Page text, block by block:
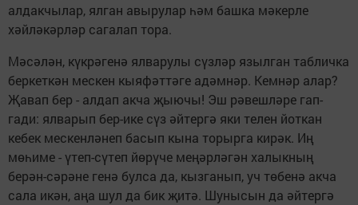
алдакчылар, ялган авырулар һәм башка мәкерле
хәйләкәрләр сагалап тора.
Мәсәлән, күкрәгенә ялварулы сүзләр язылган табличка
беркеткән мескен кыяфәттәге адәмнәр. Кемнәр алар?
Җавап бер - алдап акча җыючы! Эш рәвешләре гап-
гади: ялварып бер-ике сүз әйтергә яки телен йоткан
кебек мескенләнеп басып кына торырга кирәк. Иң
мөһиме - үтеп-сүтеп йөрүче меңәрләгән халыкның
берән-сәрәне генә булса да, кызганып, уч төбенә акча
сала икән, аңа шул да бик җитә. Шунысын да әйтергә